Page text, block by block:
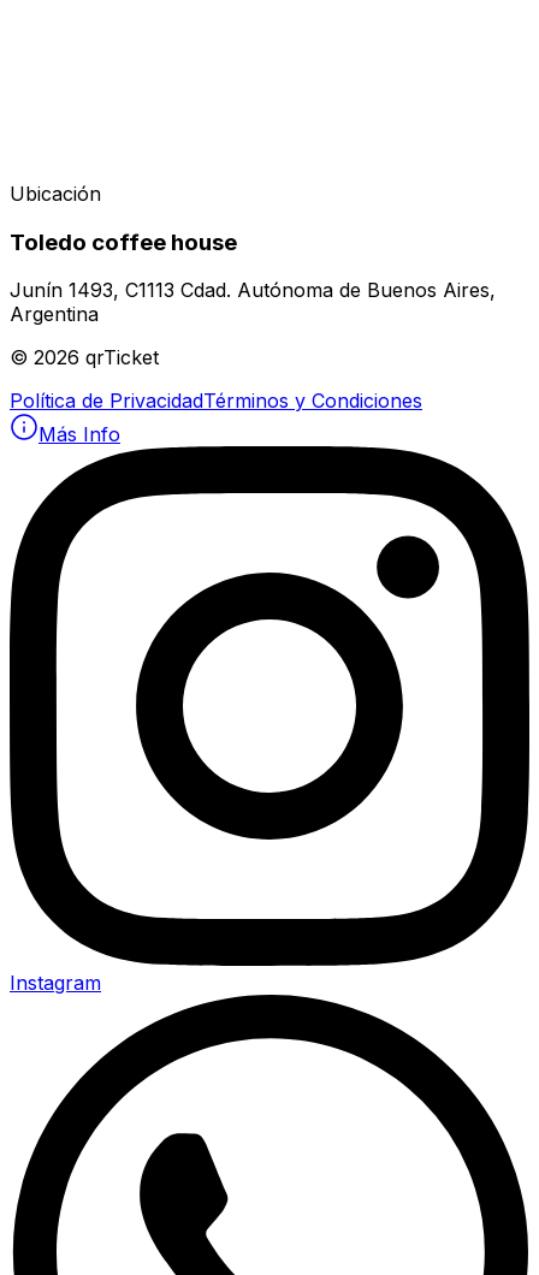
Ubicación
Toledo coffee house
Junín 1493, C1113 Cdad. Autónoma de Buenos Aires,
Argentina
© 2026 qrTicket
Política de PrivacidadTérminos y Condiciones
Más Info
Instagram